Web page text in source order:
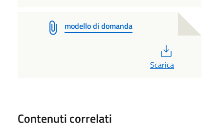
modello di domanda
Scarica
Contenuti correlati